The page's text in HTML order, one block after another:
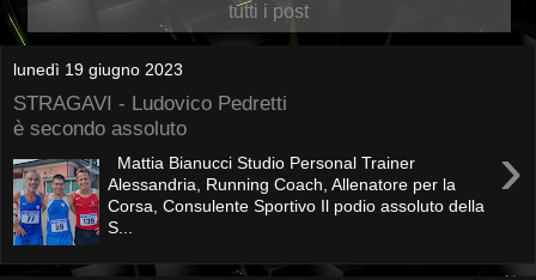
tutti i post
lunedì 19 giugno 2023
STRAGAVI - Ludovico Pedretti
è secondo assoluto
›
Mattia Bianucci Studio Personal Trainer
Alessandria, Running Coach, Allenatore per la
Corsa, Consulente Sportivo Il podio assoluto della
S...